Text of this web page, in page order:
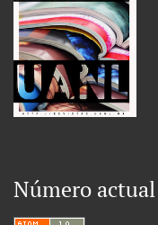
Número actual